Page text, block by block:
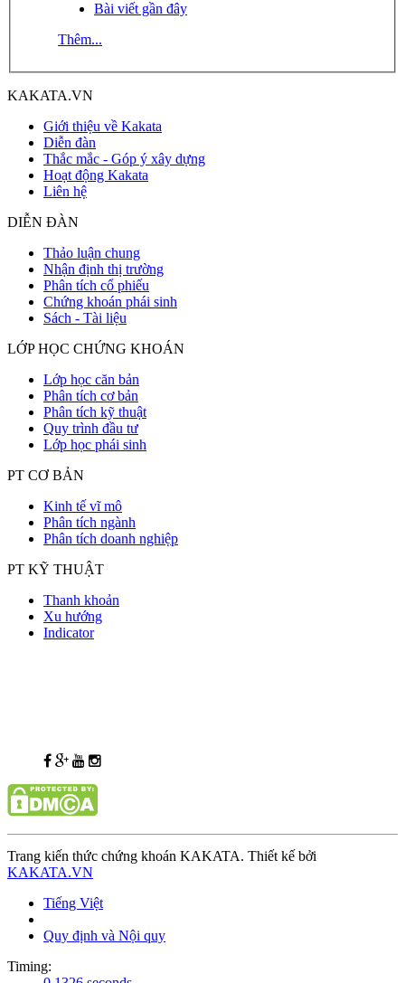
Bài viết gần đây
Thêm...
KAKATA.VN
Giới thiệu về Kakata
Diễn đàn
Thắc mắc - Góp ý xây dựng
Hoạt động Kakata
Liên hệ
DIỄN ĐÀN
Thảo luận chung
Nhận định thị trường
Phân tích cổ phiếu
Chứng khoán phái sinh
Sách - Tài liệu
LỚP HỌC CHỨNG KHOÁN
Lớp học căn bản
Phân tích cơ bản
Phân tích kỹ thuật
Quy trình đầu tư
Lớp học phái sinh
PT CƠ BẢN
Kinh tế vĩ mô
Phân tích ngành
Phân tích doanh nghiệp
PT KỸ THUẬT
Thanh khoản
Xu hướng
Indicator
Trang kiến thức chứng khoán KAKATA. Thiết kế bởi
KAKATA.VN
Tiếng Việt
Quy định và Nội quy
Timing: